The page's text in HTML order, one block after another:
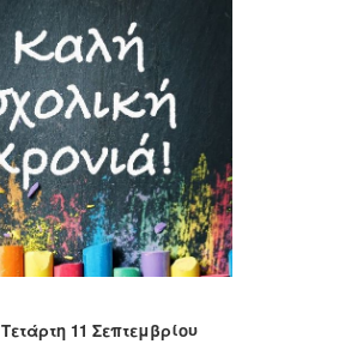
Τετάρτη 11 Σεπτεμβρίου